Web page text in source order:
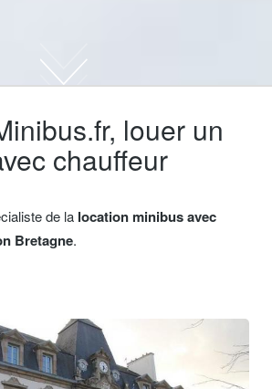
louer un
chauffeur
de la location minibus avec
Bretagne.